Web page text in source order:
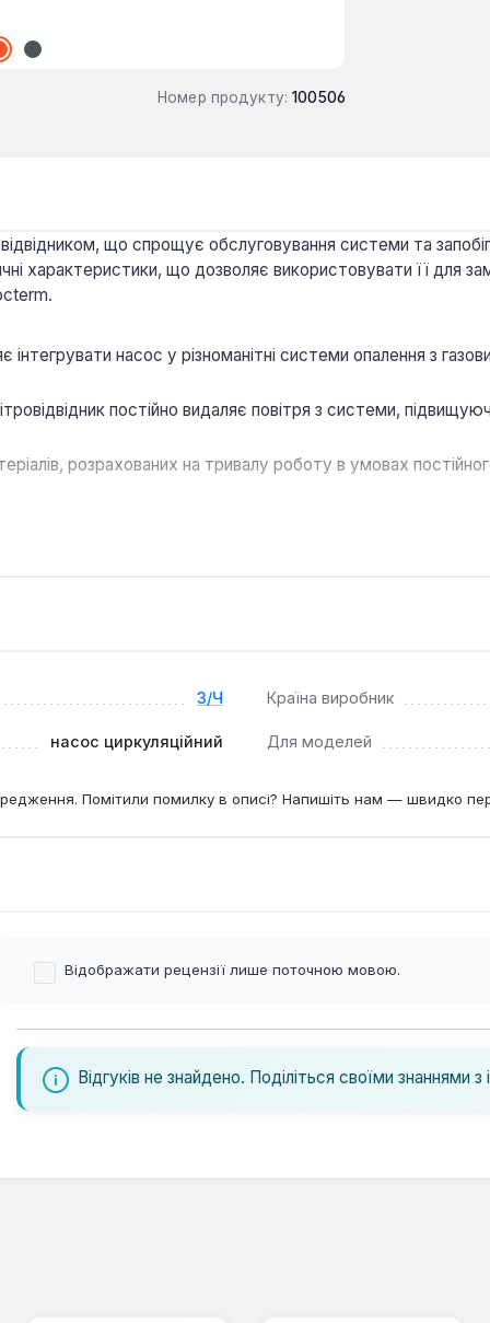
Номер продукту: 100506
що спрощує обслуговування системи та
характеристики, що дозволяє використовувати її для
інтегрувати насос у різноманітні системи опалення з
постійно видаляє повітря з системи,
розрахованих на тривалу роботу в умовах
З/Ч Країна виробник
насос циркуляційний Для моделей
Помітили помилку в описі? Напишіть нам — швидко
Відображати рецензії лише поточною мовою.
Відгуків не знайдено. Поділіться своїми знаннями з